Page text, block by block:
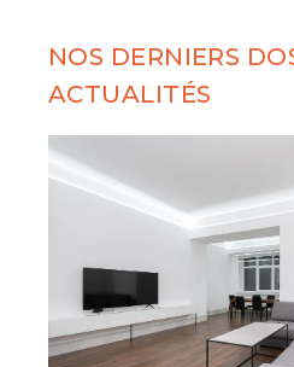
NOS DERNIERS
ACTUALITÉS